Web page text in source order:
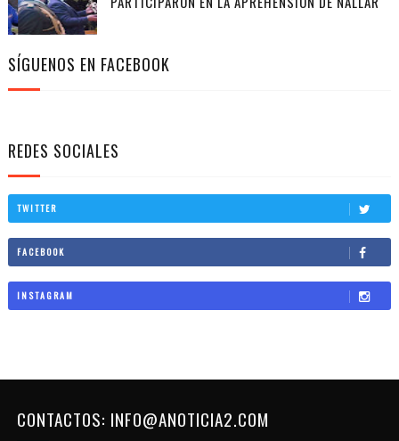
SÍGUENOS EN FACEBOOK
REDES SOCIALES
TWITTER
FACEBOOK
INSTAGRAM
CONTACTOS: INFO@ANOTICIA2.COM